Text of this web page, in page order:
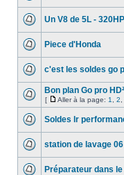
Un V8 de 5L -
Piece d'Honda
c'est les soldes go
Bon plan Go pro
[ Aller à la page: 1 2
Soldes lr
station de lavage 06
Préparateur dans le